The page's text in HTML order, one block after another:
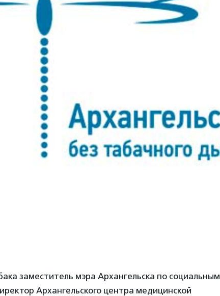
заместитель мэра Архангельска по социальным
Архангельского центра медицинской